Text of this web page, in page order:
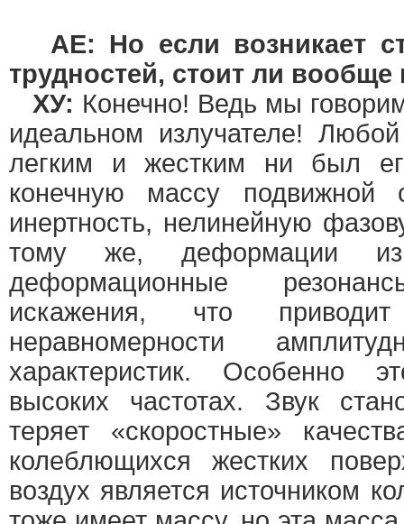
АЕ: Но если возникает
трудностей, стоит ли вообще
ХУ: Конечно! Ведь мы
идеальном излучателе!
легким и жестким ни был
конечную массу подвижной
инертность, нелинейную
тому же, деформации
деформационные
искажения, что
неравномерности
характеристик. Особенно
высоких частотах. Звук
теряет «скоростные»
колеблющихся жестких
воздух является источником